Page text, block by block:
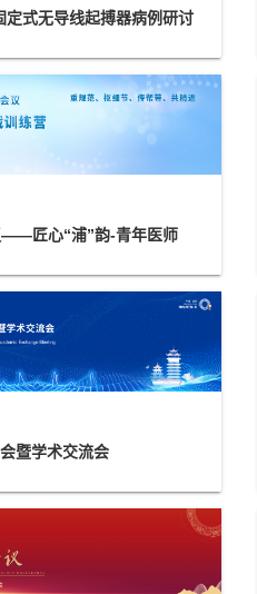
式无导线起搏器病例研讨
——匠心“浦”韵-青年医师
暨学术交流会